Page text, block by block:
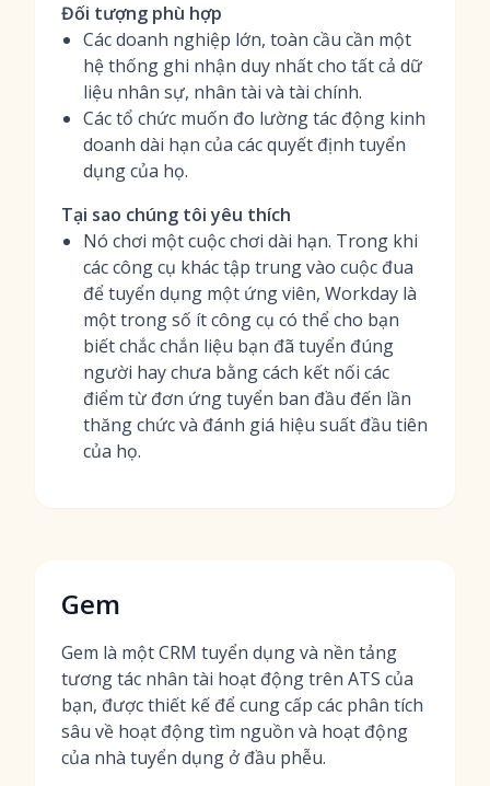
Đối tượng phù hợp
Các doanh nghiệp lớn, toàn cầu cần một
hệ thống ghi nhận duy nhất cho tất cả dữ
liệu nhân sự, nhân tài và tài chính.
Các tổ chức muốn đo lường tác động kinh
doanh dài hạn của các quyết định tuyển
dụng của họ.
Tại sao chúng tôi yêu thích
Nó chơi một cuộc chơi dài hạn. Trong khi
các công cụ khác tập trung vào cuộc đua
để tuyển dụng một ứng viên, Workday là
một trong số ít công cụ có thể cho bạn
biết chắc chắn liệu bạn đã tuyển đúng
người hay chưa bằng cách kết nối các
điểm từ đơn ứng tuyển ban đầu đến lần
thăng chức và đánh giá hiệu suất đầu tiên
của họ.
Gem
Gem là một CRM tuyển dụng và nền tảng
tương tác nhân tài hoạt động trên ATS của
bạn, được thiết kế để cung cấp các phân tích
sâu về hoạt động tìm nguồn và hoạt động
của nhà tuyển dụng ở đầu phễu.